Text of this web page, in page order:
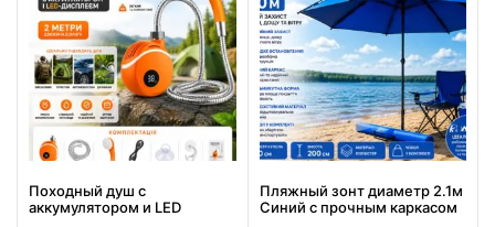
Походный душ с
аккумулятором и LED
Пляжный зонт диаметр 2.1м
Синий с прочным каркасом